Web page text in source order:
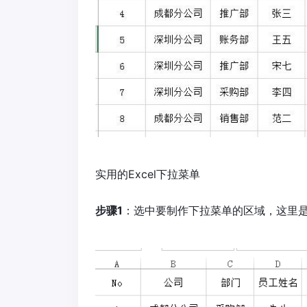
实用的Excel下拉菜单
步骤1 ：选中要制作下拉菜单的区域，这里